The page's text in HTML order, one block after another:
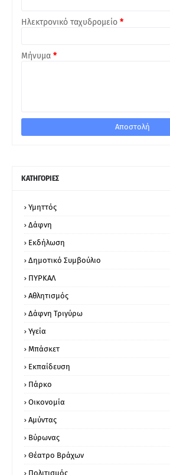
Ηλεκτρονικό ταχυδρομείο *
Μήνυμα *
ΚΑΤΗΓΟΡΙΕΣ
Υμηττός
Δάφνη
Εκδήλωση
Δημοτικό Συμβούλιο
ΠΥΡΚΑΛ
Αθλητισμός
Δάφνη Τριγύρω
Υγεία
Μπάσκετ
Εκπαίδευση
Πάρκο
Οικονομία
Αμύντας
Βύρωνας
Θέατρο Βράχων
Πολιτισμός